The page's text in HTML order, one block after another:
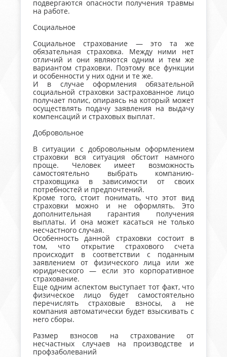
подвергаются опасности получения травмы
на работе.
Социальное
Социальное страхование — это та же
обязательная страховка. Между ними нет
отличий и они являются одним и тем же
вариантом страховки. Поэтому все функции
и особенности у них одни и те же.
И в случае оформления обязательной
социальной страховки застрахованное лицо
получает полис, опираясь на который может
осуществлять подачу заявления на выдачу
компенсаций и страховых выплат.
Добровольное
В ситуации с добровольным оформлением
страховки вся ситуация обстоит намного
проще. Человек имеет возможность
самостоятельно выбрать компанию-
страховщика в зависимости от своих
потребностей и предпочтений.
Кроме того, стоит понимать, что этот вид
страховки можно и не оформлять. Это
дополнительная гарантия получения
выплаты. И она может касаться не только
несчастного случая.
Особенность данной страховки состоит в
том, что открытие страхового счета
происходит в соответствии с поданным
заявлением от физического лица или же
юридического — если это корпоративное
страхование.
Еще одним аспектом выступает тот факт, что
физическое лицо будет самостоятельно
перечислять страховые взносы, а не
компания автоматически будет взыскивать с
него сборы.
Размер взносов на страхование от
несчастных случаев на производстве и
профзаболеваний